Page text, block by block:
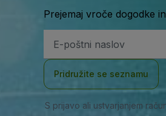
Prejemaj vroče dogodke
naslov
Pridružite se seznamu
S prijavo ali ustvarjanjem